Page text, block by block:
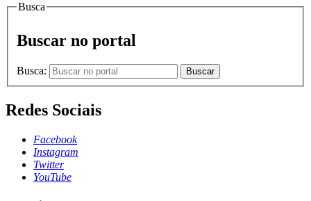
Busca
Buscar no portal
Busca: Buscar
Redes Sociais
Facebook
Instagram
Twitter
YouTube